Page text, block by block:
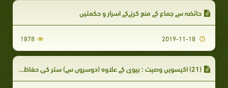
حائضہ سے جماع كے منع كرنےکے اسرار و حکمتیں
1878
(21) اکیسویں وصیت : بیوی کے علاوہ (دوسروں سے) ستر کی حفاظت کرے